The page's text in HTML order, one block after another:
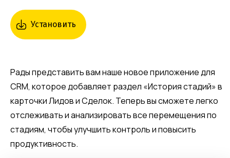
Установить
Рады представить вам наше новое приложение для
CRM, которое добавляет раздел «История стадий» в
карточки Лидов и Сделок. Теперь вы сможете легко
отслеживать и анализировать все перемещения по
стадиям, чтобы улучшить контроль и повысить
продуктивность.